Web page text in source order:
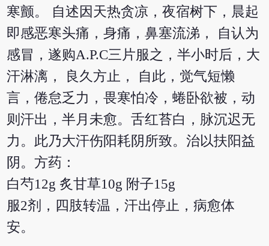
寒颤。 自述因天热贪凉，夜宿树下，晨起
即感恶寒头痛，身痛，鼻塞流涕， 自认为
感冒，遂购A.P.C三片服之，半小时后，大
汗淋漓， 良久方止， 自此，觉气短懒
言，倦怠乏力，畏寒怕冷，蜷卧欲被，动
则汗出，半月未愈。舌红苔白，脉沉迟无
力。此乃大汗伤阳耗阴所致。治以扶阳益
阴。方药：
白芍12g 炙甘草10g 附子15g
服2剂，四肢转温，汗出停止，病愈体
安。